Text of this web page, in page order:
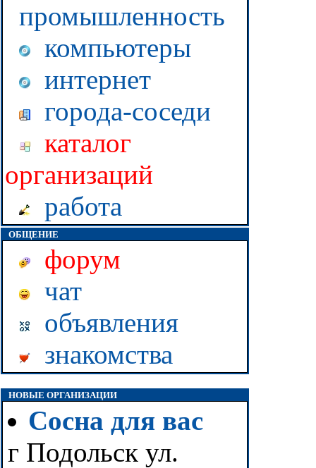
промышленность
компьютеры
интернет
города-соседи
каталог
организаций
работа
ОБЩЕНИЕ
форум
чат
объявления
знакомства
НОВЫЕ ОРГАНИЗАЦИИ
Сосна для вас
г Подольск ул.